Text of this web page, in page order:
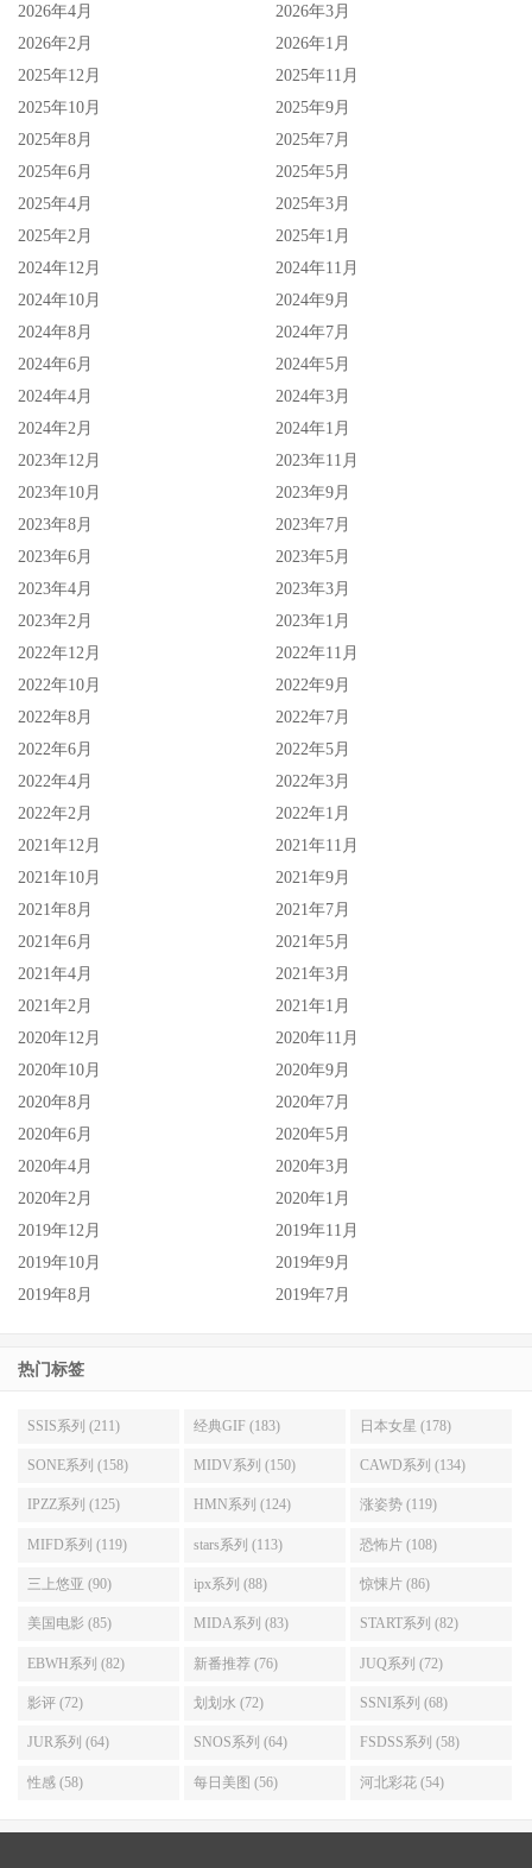
我被安置在比佛利山庄的一家饭店里，我等了 8 天才有人打
服，我没有车，我记得酒店有专车服务，我让他们带我去海
岸，去圣莫尼卡，我坐在 Ye Olde King’s Head 这间英式酒吧
里，喝了 Stella 啤酒，才感觉有点正常。
就算如此，赛门饰演的班吉在每一次全新的不可能的任务电
酒、不知所措的时期，现在的他是个货真价实的好爸爸与好
丈夫，纵然他依旧对自己的演艺生涯充满野心，但在此之
外，他更愿意花时间陪伴他的女儿；赛门在家有自己的电影
院，目前他正在与他的女儿选出影史最棒的 100 部恐怖片，
同时赛门也透露这位 14 岁的女孩对影视产业的制作与表演
感到兴趣，未来有可能看到她以各种形式加入他爸爸的工作
领域。
我非常非常爱我的家庭生活。佩格继续说，这就是我想透过
我的工作来维持的事情，如果我能维持这个状态，我会很高
兴。我永远不想离开家，真的，我不参加聚会，我不喜欢出
去，如果可以的话，我会避免去任何地方，对我来说最快乐
的地方就是坐在扶手椅上和我的狗和女儿一起看电视。
酷玩乐团是少数能让赛门出门的原因，熟知赛门佩格的影迷
可能知道，他与主唱克里斯马丁（Chris Martin）是数十年的
好友，克里斯甚至在《活人甡吃》客串了一个丧尸，他们在
1990 年代末期认识，他们会一起去酒吧喝酒，然后回家，
尼斯派特洛的女儿艾波马丁的教父，他们是四个非常非常酷
的家伙。 我亲眼目睹他们从独立音乐宠儿变成了足以塞满
体育场的天团，但作为人，他们并没有真正改变。
赛门，成名不会让你一定变成一个混蛋，但他会激起那个曾
经混蛋的你，我认为你必须保持头脑清晰才能出名，因为你
必须不断地明白，它（成名）实际上没有任何的意义。
2026年4月
2026年3月
2026年2月
2026年1月
2025年12月
2025年11月
2025年10月
2025年9月
2025年8月
2025年7月
2025年6月
2025年5月
2025年4月
2025年3月
2025年2月
2025年1月
2024年12月
2024年11月
2024年10月
2024年9月
2024年8月
2024年7月
2024年6月
2024年5月
2024年4月
2024年3月
2024年2月
2024年1月
2023年12月
2023年11月
2023年10月
2023年9月
2023年8月
2023年7月
2023年6月
2023年5月
2023年4月
2023年3月
2023年2月
2023年1月
2022年12月
2022年11月
2022年10月
2022年9月
2022年8月
2022年7月
2022年6月
2022年5月
2022年4月
2022年3月
2022年2月
2022年1月
2021年12月
2021年11月
2021年10月
2021年9月
2021年8月
2021年7月
2021年6月
2021年5月
2021年4月
2021年3月
2021年2月
2021年1月
2020年12月
2020年11月
2020年10月
2020年9月
2020年8月
2020年7月
2020年6月
2020年5月
2020年4月
2020年3月
2020年2月
2020年1月
2019年12月
2019年11月
2019年10月
2019年9月
2019年8月
2019年7月
热门标签
SSIS系列 (211) 经典GIF (183) 日本女星 (178)
SONE系列 (158) MIDV系列 (150) CAWD系列 (134)
IPZZ系列 (125) HMN系列 (124) 涨姿势 (119)
MIFD系列 (119) stars系列 (113) 恐怖片 (108)
三上悠亚 (90) ipx系列 (88) 惊悚片 (86)
美国电影 (85) MIDA系列 (83) START系列 (82)
EBWH系列 (82) 新番推荐 (76) JUQ系列 (72)
影评 (72) 划划水 (72) SSNI系列 (68)
JUR系列 (64) SNOS系列 (64) FSDSS系列 (58)
性感 (58) 每日美图 (56) 河北彩花 (54)